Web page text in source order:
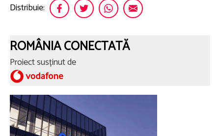
Distribuie:
ROMÂNIA CONECTATĂ
Proiect susținut de